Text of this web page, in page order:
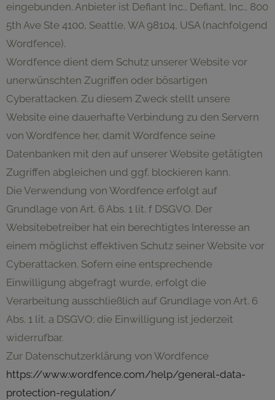
eingebunden. Anbieter ist Defiant Inc., Defiant, Inc., 800
5th Ave Ste 4100, Seattle, WA 98104, USA (nachfolgend
Wordfence).
Wordfence dient dem Schutz unserer Website vor
unerwünschten Zugriffen oder bösartigen
Cyberattacken. Zu diesem Zweck stellt unsere
Website eine dauerhafte Verbindung zu den Servern
von Wordfence her, damit Wordfence seine
Datenbanken mit den auf unserer Website getätigten
Zugriffen abgleichen und ggf. blockieren kann.
Die Verwendung von Wordfence erfolgt auf
Grundlage von Art. 6 Abs. 1 lit. f DSGVO. Der
Websitebetreiber hat ein berechtigtes Interesse an
einem möglichst effektiven Schutz seiner Website vor
Cyberattacken. Sofern eine entsprechende
Einwilligung abgefragt wurde, erfolgt die
Verarbeitung ausschließlich auf Grundlage von Art. 6
Abs. 1 lit. a DSGVO; die Einwilligung ist jederzeit
widerrufbar.
Zur Datenschutzerklärung von Wordfence
https://www.wordfence.com/help/general-data-
protection-regulation/